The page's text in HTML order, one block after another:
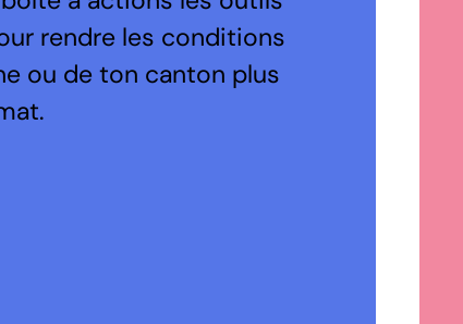
rendre les conditions
ou de ton canton plus